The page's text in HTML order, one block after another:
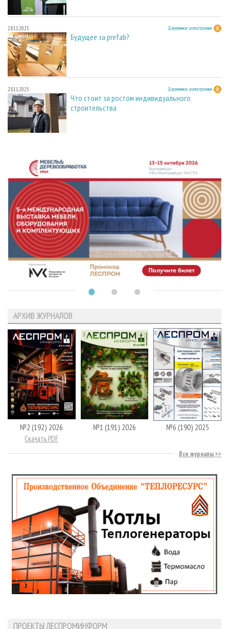
28.11.2025 Деревянное домостроение
Будущее за prefab?
28.11.2025 Деревянное домостроение
Что стоит за ростом индивидуального
строительства
АРХИВ ЖУРНАЛОВ
№2 (192) 2026
Скачать PDF
№1 (191) 2026 №6 (190) 2025
Все журналы
ПРОЕКТЫ ЛЕСПРОМИНФОРМ